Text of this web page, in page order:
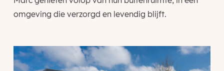
omgeving die verzorgd en levendig blijft.